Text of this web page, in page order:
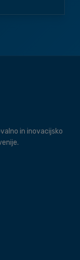
in inovacijsko